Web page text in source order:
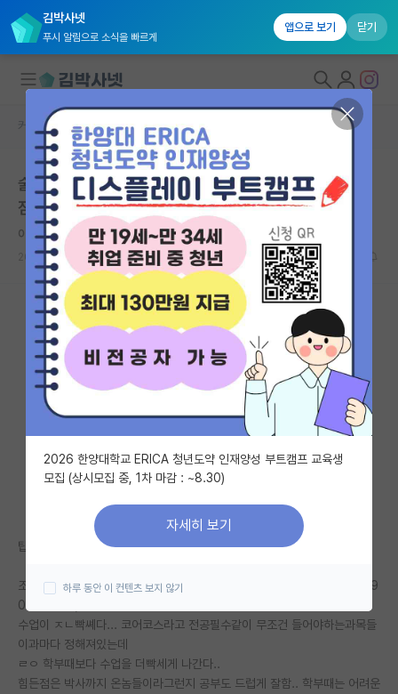
김박사넷
푸시 알림으로 소식을 빠르게
앱으로 보기 닫기
대학원생 모집
국내대학원 정보
연구실&오픈랩
커뮤니티
커뮤니티 홈
전체글보기
베스트 게시판
IF 명예의전당
자유 게시판(아무개랩)
미국 유학 게시판
미국 대학원 합격 후기 게시판
대학원생 모집 게시판
연구실(PI) 홍보 게시판
석박사 채용 정보 게시판
임용 정보 게시판
커뮤니티 홈 자유 게시판(아무개랩)
술먹고 써보는 공대박사 미국유학 첫학기 주절주절느낀
점..
이기적인 버지니아 울프
2023.12.09 15 18880
탑주립대... 라고 하려다가 어차피 한국사람많으니 특정안될거같아서
조지아텍다니고 있고 지도교수님은 대가~준대가 라인이신듯..? (h index 9
0~100사이)
수업이 ㅈㄴ빡쎼다... 코어코스라고 전공필수같이 무조건 들어야하는과목들
이과마다 정해져있는데
ㄹㅇ 학부때보다 수업을 더빡세게 나간다..
힘든점은 박사까지 온놈들이라그런지 공부도 드럽게 잘함.. 학부때는 어려운
2026 한양대학교 ERICA 청년도약 인재양성 부트캠프 교육생
모집 (상시모집 중, 1차 마감 : ~8.30)
자세히 보기
하루 동안 이 컨텐츠 보지 않기